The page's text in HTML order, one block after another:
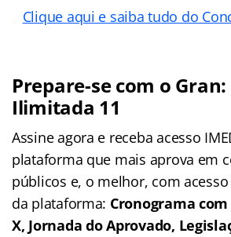
Clique aqui e saiba tudo do
Prepare-se com o
Ilimitada 11
Assine agora e receba acesso
plataforma que mais aprova em
públicos e, o melhor, com
da plataforma: Cronograma
X, Jornada do Aprovado,